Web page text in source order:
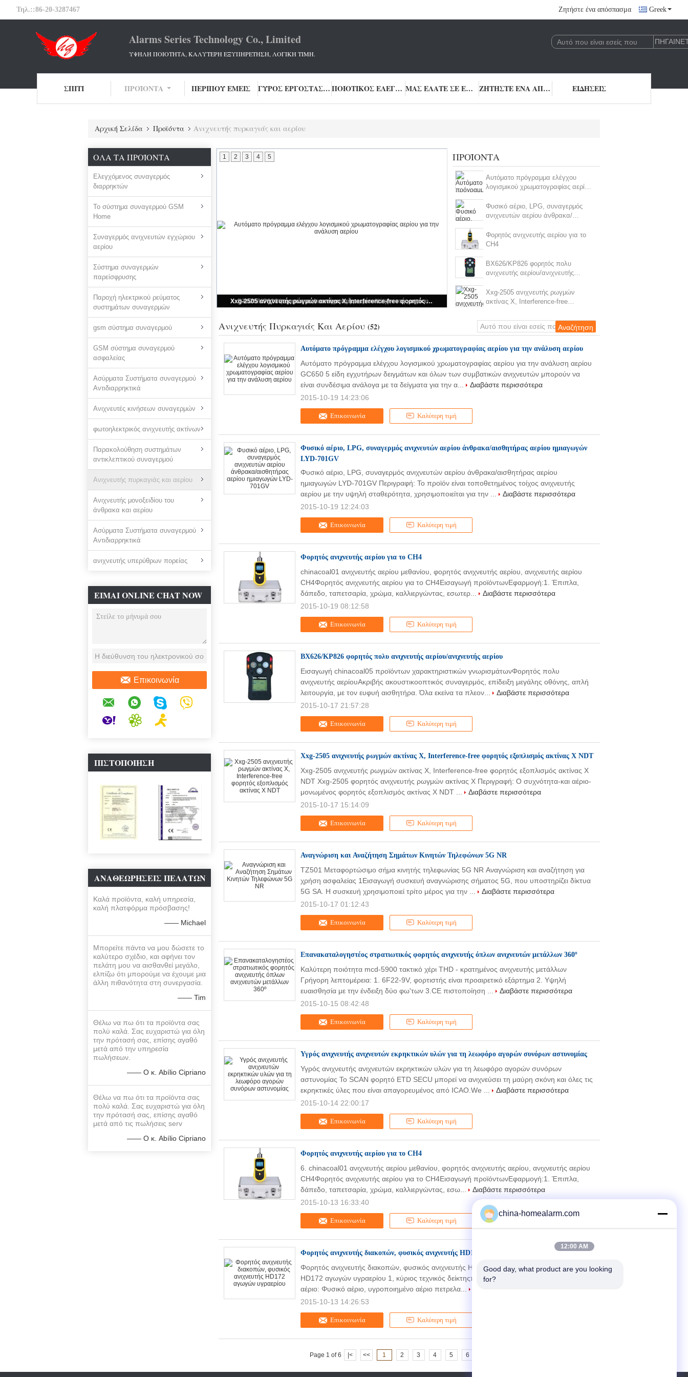
Τηλ.::86-20-3287467 Ζητήστε ένα απόσπασμα Greek
Alarms Series Technology Co., Limited
ΥΨΗΛΗ ΠΟΙΟΤΗΤΑ, ΚΑΛΥΤΕΡΗ ΕΞΥΠΗΡΕΤΗΣΗ, ΛΟΓΙΚΗ ΤΙΜΗ.
ΣΠΊΤΙ ΠΡΟΪΌΝΤΑ ΠΕΡΊΠΟΥ ΕΜΕΊΣ ΓΎΡΟΣ ΕΡΓΟΣΤΑΣΊΩΝ ΠΟΙΟΤΙΚΌΣ ΈΛΕΓΧΟΣ ΜΑΣ ΕΛΆΤΕ ΣΕ ΕΠΑΦΉ ΜΕ ΖΗΤΉΣΤΕ ΈΝΑ ΑΠΌΣΠΑΣΜΑ ΕΙΔΉΣΕΙΣ
Αρχική Σελίδα Προϊόντα Ανιχνευτής πυρκαγιάς και αερίου
ΌΛΑ ΤΑ ΠΡΟΪΌΝΤΑ
Ελεγχόμενος συναγερμός
διαρρηκτών
Το σύστημα συναγερμού GSM
Home
Συναγερμός ανιχνευτών εγχώριου
αερίου
Σύστημα συναγερμών
παρείσφρυσης
Παροχή ηλεκτρικού ρεύματος
συστημάτων συναγερμών
gsm σύστημα συναγερμού
GSM σύστημα συναγερμού
ασφαλείας
Ασύρματα Συστήματα συναγερμού
Αντιδιαρρηκτικά
Ανιχνευτές κινήσεων συναγερμών
φωτοηλεκτρικός ανιχνευτής ακτίνων
Παρακολούθηση συστημάτων
αντικλεπτικού συναγερμού
Ανιχνευτής πυρκαγιάς και αερίου
Ανιχνευτής μονοξειδίου του
άνθρακα και αερίου
Ασύρματα Συστήματα συναγερμού
Αντιδιαρρηκτικά
ανιχνευτής υπερύθρων πορείας
ΕΊΜΑΙ ONLINE CHAT NOW
Επικοινωνία
ΠΙΣΤΟΠΟΊΗΣΗ
ΑΝΑΘΕΩΡΉΣΕΙΣ ΠΕΛΑΤΏΝ
Καλά προϊόντα, καλή υπηρεσία,
καλή πλατφόρμα πρόσβασης!
—— Michael
Μπορείτε πάντα να μου δώσετε το
καλύτερο σχέδιο, και αφήνει τον
πελάτη μου να αισθανθεί μεγάλο,
ελπίζω ότι μπορούμε να έχουμε μια
άλλη πιθανότητα στη συνεργασία.
—— Tim
Θέλω να πω ότι τα προϊόντα σας
πολύ καλά. Σας ευχαριστώ για όλη
την πρότασή σας, επίσης αγαθό
μετά από την υπηρεσία
πωλήσεων.
—— Ο κ. Abílio Cipriano
Θέλω να πω ότι τα προϊόντα σας
πολύ καλά. Σας ευχαριστώ για όλη
την πρότασή σας, επίσης αγαθό
μετά από τις πωλήσεις serv
—— Ο κ. Abílio Cipriano
Αυτόματο πρόγραμμα ελέγχου λογισμικού χρωματογραφίας αερίου για την ανάλυση αερίου
1 2 3 4 5 ΠΡΟΪΌΝΤΑ
Αυτόματο πρόγραμμα ελέγχου
λογισμικού χρωματογραφίας αερίου
Φυσικό αέριο, LPG, συναγερμός
ανιχνευτών αερίου άνθρακα/
701GV
Φορητός ανιχνευτής αερίου για το
CH4
BX626/KP826 φορητός πολυ
ανιχνευτής αερίου/ανιχνευτής
Xxg-2505 ανιχνευτής ρωγμών
ακτίνας X, Interference-free
Ανιχνευτής Πυρκαγιάς Και Αερίου (52)
Αυτόματο πρόγραμμα ελέγχου λογισμικού χρωματογραφίας αερίου για την ανάλυση αερίου
Επικοινωνία Καλύτερη τιμή
Αυτόματο πρόγραμμα ελέγχου λογισμικού χρωματογραφίας αερίου για την ανάλυση αερίου
GC650 5 είδη εγχυτήρων δειγμάτων και όλων των συμβατικών ανιχνευτών μπορούν να
είναι συνδέσιμα ανάλογα με τα δείγματα για την α...
Διαβάστε περισσότερα
2015-10-19 14:23:06
Φυσικό αέριο, LPG, συναγερμός ανιχνευτών αερίου άνθρακα/αισθητήρας αερίου ημιαγωγών
LYD-701GV
Επικοινωνία Καλύτερη τιμή
Φυσικό αέριο, LPG, συναγερμός ανιχνευτών αερίου άνθρακα/αισθητήρας αερίου
ημιαγωγών LYD-701GV Περιγραφή: Το προϊόν είναι τοποθετημένος τοίχος ανιχνευτής
αερίου με την υψηλή σταθερότητα, χρησιμοποιείται για την ...
Διαβάστε περισσότερα
2015-10-19 12:24:03
Φορητός ανιχνευτής αερίου για το CH4
Επικοινωνία Καλύτερη τιμή
chinacoal01 ανιχνευτής αερίου μεθανίου, φορητός ανιχνευτής αερίου, ανιχνευτής αερίου
CH4Φορητός ανιχνευτής αερίου για το CH4Εισαγωγή προϊόντωνΕφαρμογή:1. Έπιπλα,
δάπεδο, ταπετσαρία, χρώμα, καλλιεργώντας, εσωτερ...
Διαβάστε περισσότερα
2015-10-19 08:12:58
BX626/KP826 φορητός πολυ ανιχνευτής αερίου/ανιχνευτής αερίου
Επικοινωνία Καλύτερη τιμή
Εισαγωγή chinacoal05 προϊόντων χαρακτηριστικών γνωρισμάτωνΦορητός πολυ
ανιχνευτής αερίουΑκριβής ακουστικοοπτικός συναγερμός, επίδειξη μεγάλης οθόνης, απλή
λειτουργία, με τον ευφυή αισθητήρα. Όλα εκείνα τα πλεον...
Διαβάστε περισσότερα
2015-10-17 21:57:28
Xxg-2505 ανιχνευτής ρωγμών ακτίνας X, Interference-free φορητός εξοπλισμός ακτίνας X NDT
Επικοινωνία Καλύτερη τιμή
Xxg-2505 ανιχνευτής ρωγμών ακτίνας X, Interference-free φορητός εξοπλισμός ακτίνας X
NDT Xxg-2505 φορητός ανιχνευτής ρωγμών ακτίνας X Περιγραφή: Ο συχνότητα-και αέριο-
μονωμένος φορητός εξοπλισμός ακτίνας X NDT ...
Διαβάστε περισσότερα
2015-10-17 15:14:09
Αναγνώριση και Αναζήτηση Σημάτων Κινητών Τηλεφώνων 5G NR
Επικοινωνία Καλύτερη τιμή
TZ501 Μεταφορτώσιμο σήμα κινητής τηλεφωνίας 5G NR Αναγνώριση και αναζήτηση για
χρήση ασφαλείας 1Εισαγωγή συσκευή αναγνώρισης σήματος 5G, που υποστηρίζει δίκτυα
5G SA. Η συσκευή χρησιμοποιεί τρίτο μέρος για την ...
Διαβάστε περισσότερα
2015-10-17 01:12:43
Επανακαταλογηστέος στρατιωτικός φορητός ανιχνευτής όπλων ανιχνευτών μετάλλων 360º
Επικοινωνία Καλύτερη τιμή
Καλύτερη ποιότητα mcd-5900 τακτικό χέρι THD - κρατημένος ανιχνευτής μετάλλων
Γρήγορη λεπτομέρεια: 1. 6F22-9V, φορτιστής είναι προαιρετικό εξάρτημα 2. Υψηλή
ευαισθησία με την ένδειξη δύο φω'των 3.CE πιστοποίηση ...
Διαβάστε περισσότερα
2015-10-15 08:42:48
Υγρός ανιχνευτής ανιχνευτών εκρηκτικών υλών για τη λεωφόρο αγορών συνόρων αστυνομίας
Επικοινωνία Καλύτερη τιμή
Υγρός ανιχνευτής ανιχνευτών εκρηκτικών υλών για τη λεωφόρο αγορών συνόρων
αστυνομίας Το SCAN φορητό ETD SECU μπορεί να ανιχνεύσει τη μαύρη σκόνη και όλες τις
εκρηκτικές ύλες που είναι απαγορευμένος από ICAO.We ...
Διαβάστε περισσότερα
2015-10-14 22:00:17
Φορητός ανιχνευτής αερίου για το CH4
Επικοινωνία Καλύτερη τιμή
6. chinacoal01 ανιχνευτής αερίου μεθανίου, φορητός ανιχνευτής αερίου, ανιχνευτής αερίου
CH4Φορητός ανιχνευτής αερίου για το CH4Εισαγωγή προϊόντωνΕφαρμογή:1. Έπιπλα,
δάπεδο, ταπετσαρία, χρώμα, καλλιεργώντας, εσω...
Διαβάστε περισσότερα
2015-10-13 16:33:40
Φορητός ανιχνευτής διακοπών, φυσικός ανιχνευτής HD172 αγωγών υγραερίου
Επικοινωνία Καλύτερη τιμή
Φορητός ανιχνευτής διακοπών, φυσικός ανιχνευτής HD172 αγωγών υγραερίου Ανιχνευτής
HD172 αγωγών υγραερίου 1, κύριος τεχνικός δείκτηςπερίγραμμα: φορητόςανιχνευμένο
αέριο: Φυσικό αέριο, υγροποιημένο αέριο πετρελα...
2015-10-13 14:26:53
Page 1 of 6 |< << 1 2 3 4 5 6
china-homealarm.com
12:00 AM
Good day, what product are you looking
for?